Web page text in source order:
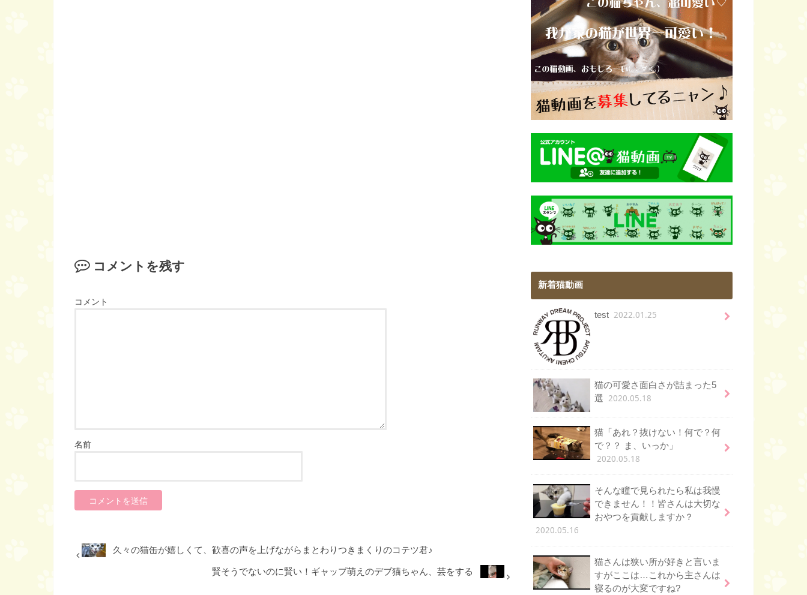
コメントを残す
コメント
名前
久々の猫缶が嬉しくて、歓喜の声を上げながらまとわりつきまくりのコテツ君♪
賢そうでないのに賢い！ギャップ萌えのデブ猫ちゃん、芸をする
新着猫動画
test 2022.01.25
猫の可愛さ面白さが詰まった5
選 2020.05.18
猫「あれ？抜けない！何で？何
で？？ ま、いっか」
2020.05.18
そんな瞳で見られたら私は我慢
できません！！皆さんは大切な
おやつを貢献しますか？
2020.05.16
猫さんは狭い所が好きと言いま
すがここは…これから主さんは
寝るのが大変ですね?